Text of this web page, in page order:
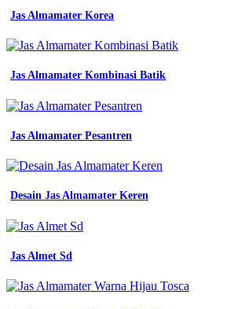
terbaik
dkv
adalah
baju
guru
baju
34
contoh
baju
seragam
tk
contoh
Jas Almamater Korea
Jas Almamater Kombinasi Batik
Jas Almamater Pesantren
Desain Jas Almamater Keren
Jas Almet Sd